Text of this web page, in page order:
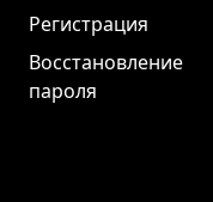
Регистрация
Восстановление
пароля